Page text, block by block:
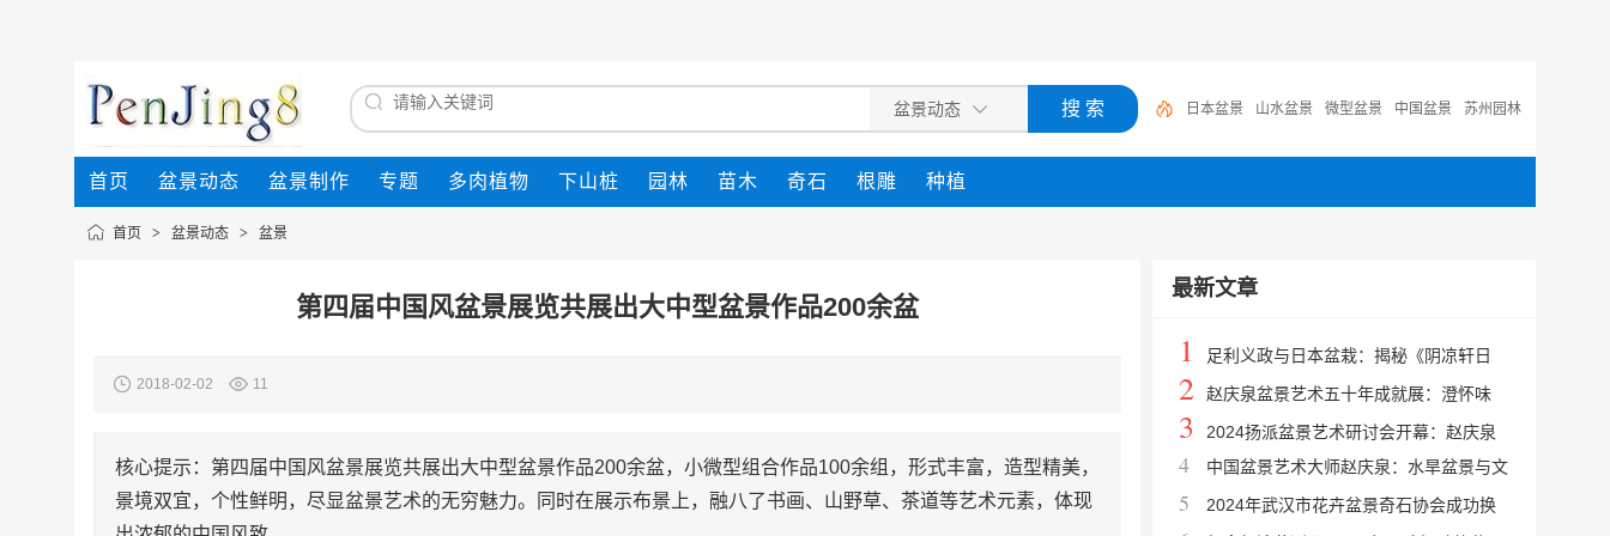
日本盆景 山水盆景 微型盆景 中国盆景 苏州园林
卡 红豆杉盆景 常州盆景 日本松树盆景 灵芝盆景
黄杨
首页 盆景动态 盆景制作 专题 多肉植物 下山桩 园林 苗木 奇石 根雕 种植
首页 > 盆景动态 > 盆景
第四届中国风盆景展览共展出大中型盆景作品200余盆
2018-02-02 11
核心提示：第四届中国风盆景展览共展出大中型盆景作品200余盆，小微型组合作品100余组，形式丰富，造型精美，
景境双宜，个性鲜明，尽显盆景艺术的无穷魅力。同时在展示布景上，融八了书画、山野草、茶道等艺术元素，体现
最新文章
1
足利义政与日本盆栽：揭秘《阴凉轩日
录》中的将军志趣与东山美学
2
赵庆泉盆景艺术五十年成就展：澄怀味
象，探寻中国人文盆景巅峰境界
3
2024扬派盆景艺术研讨会开幕：赵庆泉
从艺50年成就展亮相瘦西湖
4
中国盆景艺术大师赵庆泉：水旱盆景与文
人树宗师，国家级非遗传承人
5
2024年武汉市花卉盆景奇石协会成功换